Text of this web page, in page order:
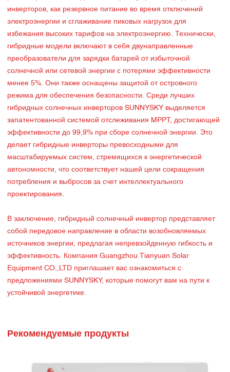
инверторов, как резервное питание во время отключений
электроэнергии и сглаживание пиковых нагрузок для
избежания высоких тарифов на электроэнергию. Технически,
гибридные модели включают в себя двунаправленные
преобразователи для зарядки батарей от избыточной
солнечной или сетевой энергии с потерями эффективности
менее 5%. Они также оснащены защитой от островного
режима для обеспечения безопасности. Среди лучших
гибридных солнечных инверторов SUNNYSKY выделяется
запатентованной системой отслеживания MPPT, достигающей
эффективности до 99,9% при сборе солнечной энергии. Это
делает гибридные инверторы превосходными для
масштабируемых систем, стремящихся к энергетической
автономности, что соответствует нашей цели сокращения
потребления и выбросов за счет интеллектуального
проектирования.
В заключение, гибридный солнечный инвертор представляет
собой передовое направление в области возобновляемых
источников энергии, предлагая непревзойденную гибкость и
эффективность. Компания Guangzhou Tianyuan Solar
Equipment CO.,LTD приглашает вас ознакомиться с
предложениями SUNNYSKY, которые помогут вам на пути к
устойчивой энергетике.
Рекомендуемые продукты